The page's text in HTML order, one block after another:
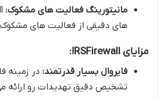
مانیتورینگ فعالیت های مشکوک:
های دقیقی از فعالیت های
مزایای RSFirewall!:
فایروال بسیار قدرتمند: در زمینه
تشخیص دقیق تهدیدات رو ارائه